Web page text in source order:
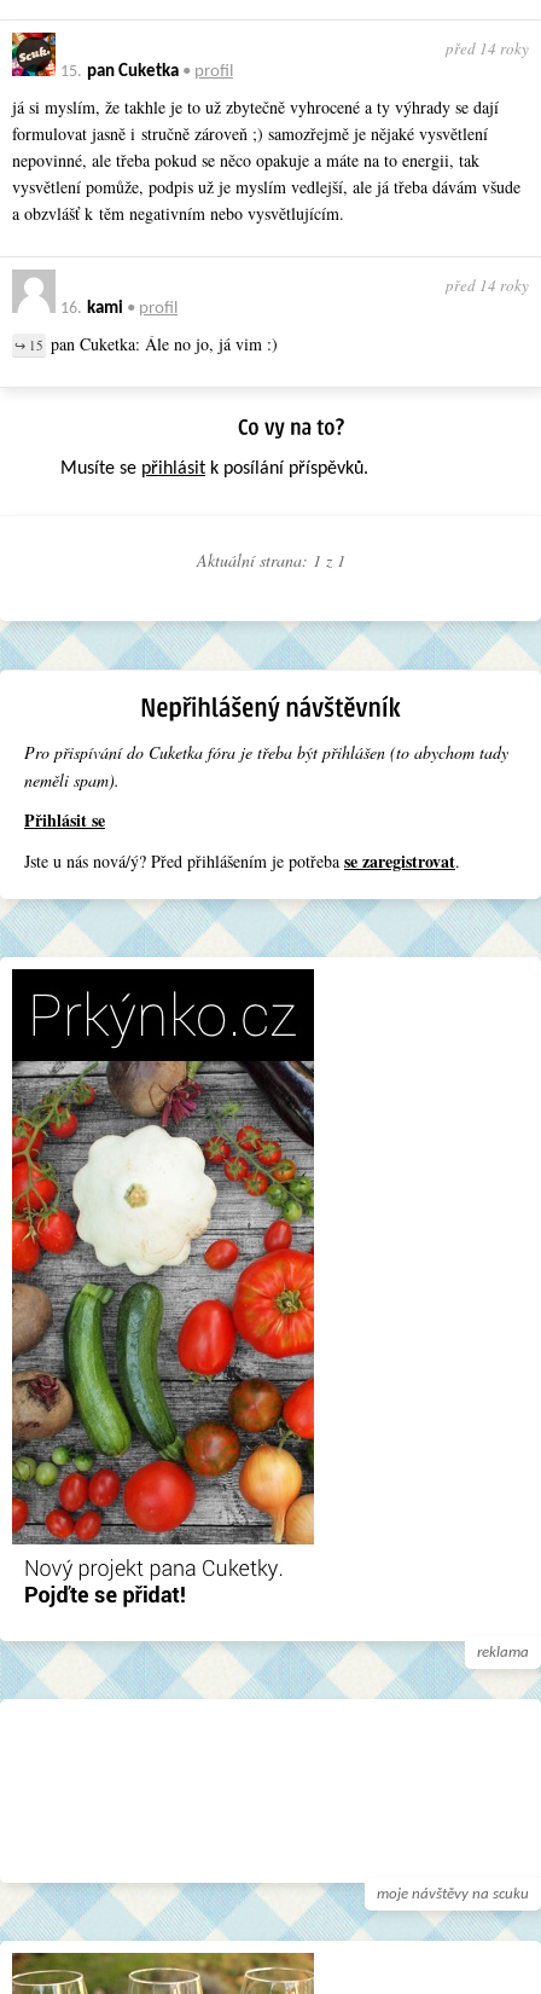
15. pan Cuketka • profil
před 14 roky
já si myslím, že takhle je to už zbytečně vyhrocené a ty výhrady se dají
formulovat jasně i stručně zároveň ;) samozřejmě je nějaké vysvětlení
nepovinné, ale třeba pokud se něco opakuje a máte na to energii, tak
vysvětlení pomůže, podpis už je myslím vedlejší, ale já třeba dávám všude
a obzvlášť k těm negativním nebo vysvětlujícím.
16. kami • profil
před 14 roky
↪ 15 pan Cuketka: Ále no jo, já vim :)
Musíte se přihlásit k posílání příspěvků.
Aktuální strana: 1 z 1
Pro přispívání do Cuketka fóra je třeba být přihlášen (to abychom tady
neměli spam).
Přihlásit se
Jste u nás nová/ý? Před přihlášením je potřeba se zaregistrovat.
reklama
moje návštěvy na scuku